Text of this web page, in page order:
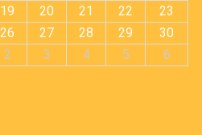
19 20 21 22
23
26 27 28 29
30
2 3 4 5 6